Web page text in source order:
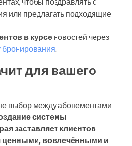
или предлагать подходящие
в курсе новостей через
бронирования.
для вашего
выбор между абонементами
системы
заставляет клиентов
ценными, вовлечёнными и